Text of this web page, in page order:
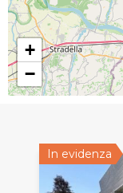
+
−
In evidenza